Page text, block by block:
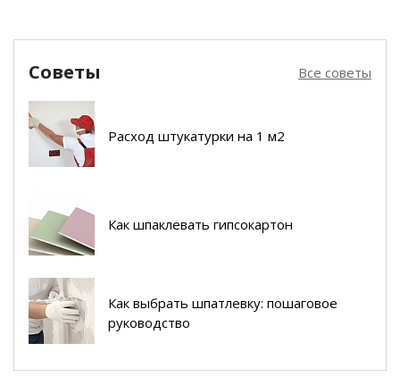
Советы Все советы
Расход штукатурки на 1 м2
Как шпаклевать гипсокартон
Как выбрать шпатлевку: пошаговое
руководство